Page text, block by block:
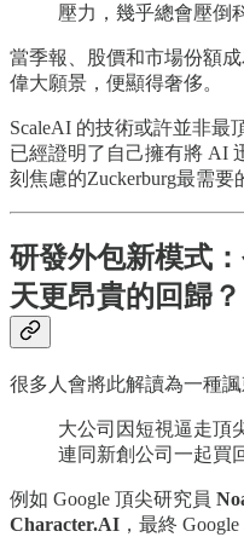
壓力，幾乎總會壓倒
當季報、股價和市場份額
偉大願景，便顯得奢侈。
ScaleAI 的技術或許並非最
已經證明了自己擁有將 AI
刻焦慮的Zuckerburg最需要
研發外包新模式
天更昂貴的回歸？
很多人會將此解讀為一種諷
大公司因短視逼走頂
連同新創公司一起買
例如 Google 頂尖研究員
Character.AI ，最終